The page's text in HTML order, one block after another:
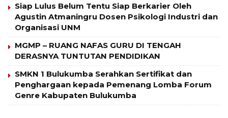
Siap Lulus Belum Tentu Siap Berkarier Oleh
Agustin Atmaningru Dosen Psikologi Industri dan
Organisasi UNM
MGMP – RUANG NAFAS GURU DI TENGAH
DERASNYA TUNTUTAN PENDIDIKAN
SMKN 1 Bulukumba Serahkan Sertifikat dan
Penghargaan kepada Pemenang Lomba Forum
Genre Kabupaten Bulukumba